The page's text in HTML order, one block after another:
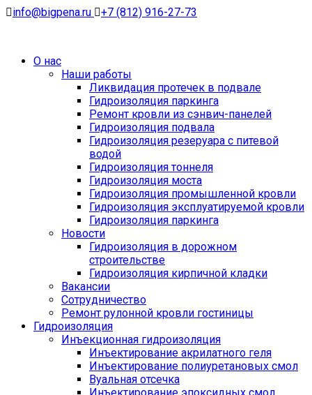
info@bigpena.ru +7 (812) 916-27-73
О нас
Наши работы
Ликвидация протечек в подвале
Гидроизоляция паркинга
Ремонт кровли из сэнвич-панелей
Гидроизоляция подвала
Гидроизоляция резеруара с питевой
водой
Гидроизоляция тоннеля
Гидроизоляция моста
Гидроизоляция промышленной кровли
Гидроизоляция эксплуатируемой кровли
Гидроизоляция паркинга
Новости
Гидроизоляция в дорожном
строительстве
Гидроизоляция кирпичной кладки
Вакансии
Сотрудничество
Ремонт рулонной кровли гостиницы
Гидроизоляция
Инъекционная гидроизоляция
Инъектирование акрилатного геля
Инъектирование полиуретановых смол
Вуальная отсечка